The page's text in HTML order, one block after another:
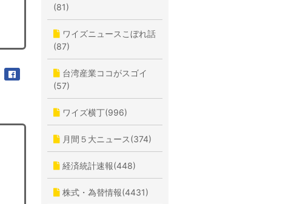
(81)
ワイズニュースこぼれ話
(87)
台湾産業ココがスゴイ
(57)
ワイズ横丁(996)
月間５大ニュース(374)
経済統計速報(448)
株式・為替情報(4431)